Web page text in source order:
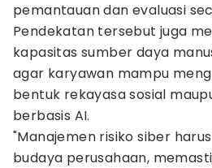
pemantauan dan evaluasi
Pendekatan tersebut juga
kapasitas sumber daya
agar karyawan mampu
bentuk rekayasa sosial
berbasis AI.
"Manajemen risiko siber
budaya perusahaan,